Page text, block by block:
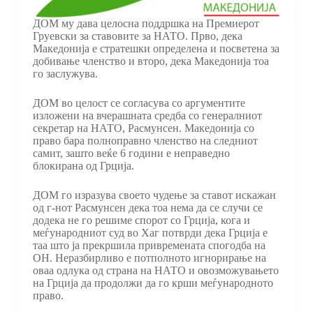
ДОМ му дава целосна поддршка на Премиерот
Груевски за ставовите за НАТО. Прво, дека
Македонија е стратешки определена и посветена за
добивање членство и второ, дека Македонија тоа
го заслужува.
ДОМ во целост се согласува со аргументите
изложени на вчерашната средба со генералниот
секретар на НАТО, Расмунсен. Македонија со
право бара полноправно членство на следниот
самит, зашто веќе 6 години е неправедно
блокирана од Грција.
ДОМ го изразува своето чудење за ставот искажан
од г-нот Расмунсен дека тоа нема да се случи се
додека не го решиме спорот со Грција, кога и
меѓународниот суд во Хаг потврди дека Грција е
таа што ја прекршила привремената спогодба на
ОН. Неразбирливо е потполното игнорирање на
оваа одлука од страна на НАТО и овозможувањето
на Грција да продолжи да го крши меѓународното
право.